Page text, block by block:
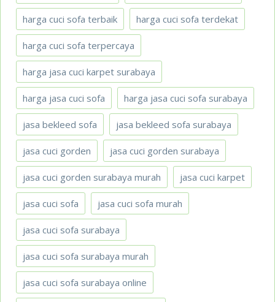
harga cuci sofa terbaik harga cuci sofa terdekat
harga cuci sofa terpercaya
harga jasa cuci karpet surabaya
harga jasa cuci sofa harga jasa cuci sofa surabaya
jasa bekleed sofa jasa bekleed sofa surabaya
jasa cuci gorden jasa cuci gorden surabaya
jasa cuci gorden surabaya murah jasa cuci karpet
jasa cuci sofa jasa cuci sofa murah
jasa cuci sofa surabaya
jasa cuci sofa surabaya murah
jasa cuci sofa surabaya online